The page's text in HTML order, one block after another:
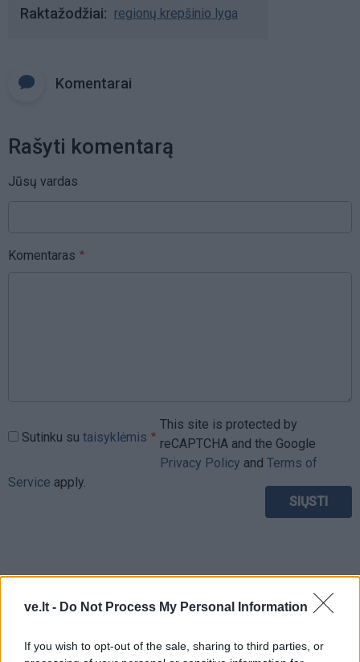
ve.lt - Do Not Process My Personal Information
If you wish to opt-out of the sale, sharing to third parties, or
Raktažodžiai regionų krepšinio lyga
Komentarai
Rašyti komentarą
Jūsų vardas
Komentaras
Sutinku su taisyklėmis
This site is protected by
reCAPTCHA and the Google
Privacy Policy and Terms of
Service apply.